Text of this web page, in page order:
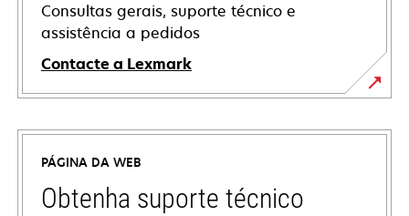
Consultas gerais, suporte técnico e
assistência a pedidos
Contacte a Lexmark
PÁGINA DA WEB
Obtenha suporte técnico